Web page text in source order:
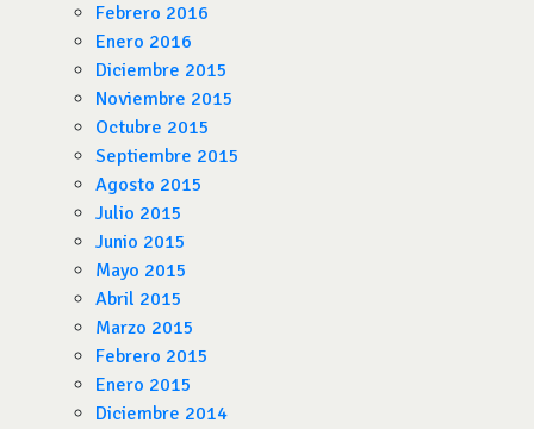
Febrero 2016
Enero 2016
Diciembre 2015
Noviembre 2015
Octubre 2015
Septiembre 2015
Agosto 2015
Julio 2015
Junio 2015
Mayo 2015
Abril 2015
Marzo 2015
Febrero 2015
Enero 2015
Diciembre 2014